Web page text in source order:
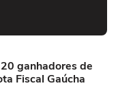
ganhadores de
Fiscal Gaúcha